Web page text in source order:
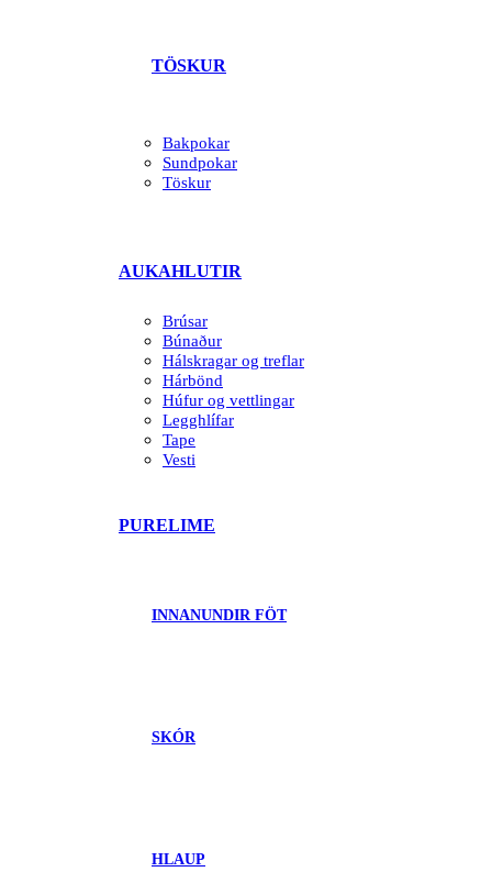
TÖSKUR
Bakpokar
Sundpokar
Töskur
AUKAHLUTIR
Brúsar
Búnaður
Hálskragar og treflar
Hárbönd
Húfur og vettlingar
Legghlífar
Tape
Vesti
PURELIME
INNANUNDIR FÖT
SKÓR
HLAUP